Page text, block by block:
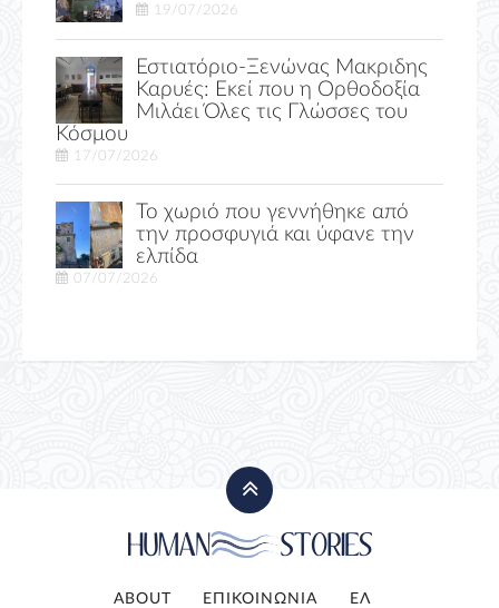
19/07/2026
Εστιατόριο-Ξενώνας Μακριδης
Καρυές: Εκεί που η Ορθοδοξία
Μιλάει Όλες τις Γλώσσες του
Κόσμου
17/07/2026
Το χωριό που γεννήθηκε από
την προσφυγιά και ύφανε την
ελπίδα
07/07/2026
ABOUT ΕΠΙΚΟΙΝΩΝΙΑ ΕΛ